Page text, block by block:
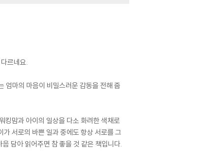
르네요.
엄마의 마음이 비밀스러운 감동을 전해 줍
킹맘과 아이의 일상을 다소 화려한 색채로
서로의 바쁜 일과 중에도 항상 서로를 그
담아 읽어주면 참 좋을 것 같은 책입니다.